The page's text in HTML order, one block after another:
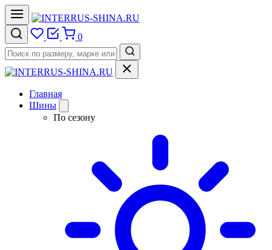
0
Главная
Шины
По сезону